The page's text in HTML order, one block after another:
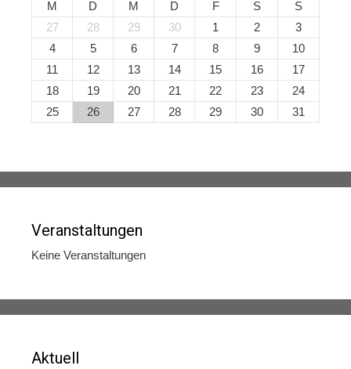
M D M D F S
S
27
28 29 30 1 2
3
4
5 6 7 8 9
10
11
12 13 14 15 16
17
18
19 20 21 22 23
24
25
26 27 28 29 30 31
Veranstaltungen
Keine Veranstaltungen
Aktuell